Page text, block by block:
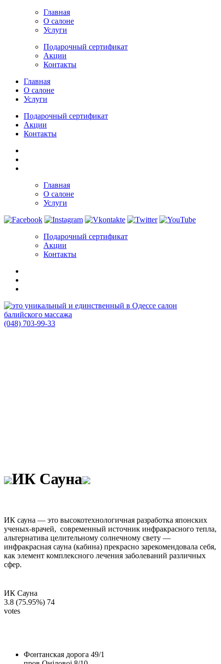
Главная
О салоне
Услуги
Подарочный сертификат
Акции
Контакты
Главная
О салоне
Услуги
Подарочный сертификат
Акции
Контакты
Главная
О салоне
Услуги
Подарочный сертификат
Акции
Контакты
(048) 703-99-33
ИК Сауна
ИК сауна — это высокотехнологичная разработка японских
ученых-врачей, современный источник инфракрасного тепла,
альтернатива целительному солнечному свету —
инфракрасная сауна (кабина) прекрасно зарекомендовала себя,
как элемент комплексного лечения заболеваний различных
сфер.
ИК Сауна
3.8 (75.95%) 74
votes
Фонтанская дорога 49/1